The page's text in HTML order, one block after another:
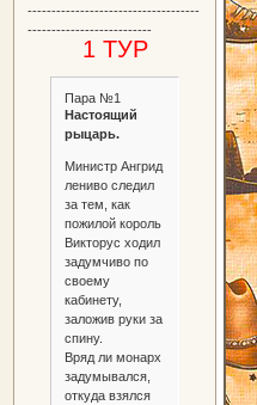
------------------------------------
--------------------------
1 ТУР
Пара №1
Настоящий
рыцарь.
Министр Ангрид
лениво следил
за тем, как
пожилой король
Викторус ходил
задумчиво по
своему
кабинету,
заложив руки за
спину.
Вряд ли монарх
задумывался,
откуда взялся